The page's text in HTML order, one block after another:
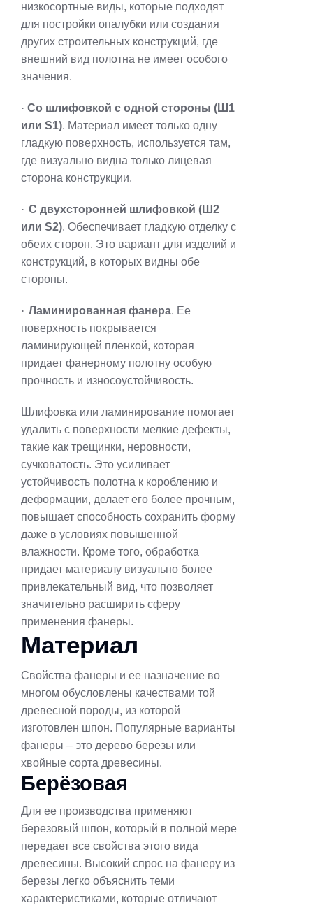
низкосортные виды, которые подходят
для постройки опалубки или создания
других строительных конструкций, где
внешний вид полотна не имеет особого
значения.
· Со шлифовкой с одной стороны (Ш1
или S1). Материал имеет только одну
гладкую поверхность, используется там,
где визуально видна только лицевая
сторона конструкции.
· С двухсторонней шлифовкой (Ш2
или S2). Обеспечивает гладкую отделку с
обеих сторон. Это вариант для изделий и
конструкций, в которых видны обе
стороны.
· Ламинированная фанера. Ее
поверхность покрывается
ламинирующей пленкой, которая
придает фанерному полотну особую
прочность и износоустойчивость.
Шлифовка или ламинирование помогает
удалить с поверхности мелкие дефекты,
такие как трещинки, неровности,
сучковатость. Это усиливает
устойчивость полотна к короблению и
деформации, делает его более прочным,
повышает способность сохранить форму
даже в условиях повышенной
влажности. Кроме того, обработка
придает материалу визуально более
привлекательный вид, что позволяет
значительно расширить сферу
применения фанеры.
Материал
Свойства фанеры и ее назначение во
многом обусловлены качествами той
древесной породы, из которой
изготовлен шпон. Популярные варианты
фанеры – это дерево березы или
хвойные сорта древесины.
Берёзовая
Для ее производства применяют
березовый шпон, который в полной мере
передает все свойства этого вида
древесины. Высокий спрос на фанеру из
березы легко объяснить теми
характеристиками, которые отличают